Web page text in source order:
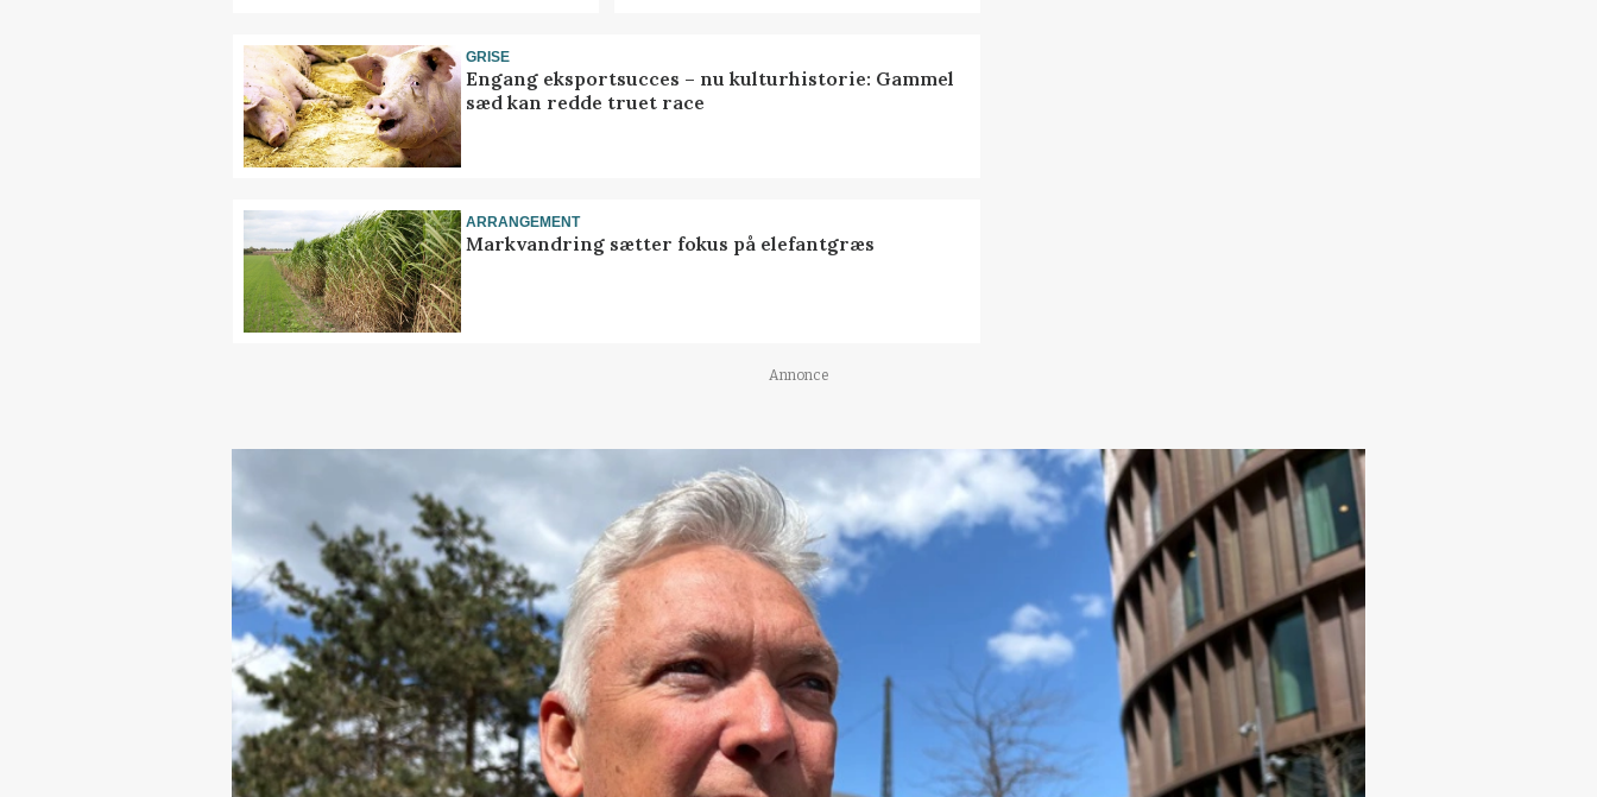
GRISE
Engang eksportsucces – nu kulturhistorie: Gammel
sæd kan redde truet race
ARRANGEMENT
Markvandring sætter fokus på elefantgræs
Annonce